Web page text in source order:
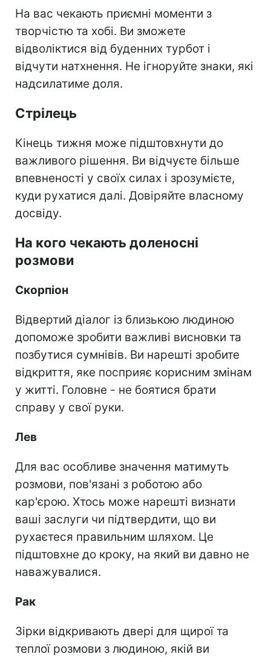
На вас чекають приємні моменти з
творчістю та хобі. Ви зможете
відволіктися від буденних турбот і
відчути натхнення. Не ігноруйте знаки, які
надсилатиме доля.
Стрілець
Кінець тижня може підштовхнути до
важливого рішення. Ви відчуєте більше
впевненості у своїх силах і зрозумієте,
куди рухатися далі. Довіряйте власному
досвіду.
На кого чекають доленосні
розмови
Скорпіон
Відвертий діалог із близькою людиною
допоможе зробити важливі висновки та
позбутися сумнівів. Ви нарешті зробите
відкриття, яке посприяє корисним змінам
у житті. Головне - не боятися брати
справу у свої руки.
Лев
Для вас особливе значення матимуть
розмови, пов'язані з роботою або
кар'єрою. Хтось може нарешті визнати
ваші заслуги чи підтвердити, що ви
рухаєтеся правильним шляхом. Це
підштовхне до кроку, на який ви давно не
наважувалися.
Рак
Зірки відкривають двері для щирої та
теплої розмови з людиною, якій ви